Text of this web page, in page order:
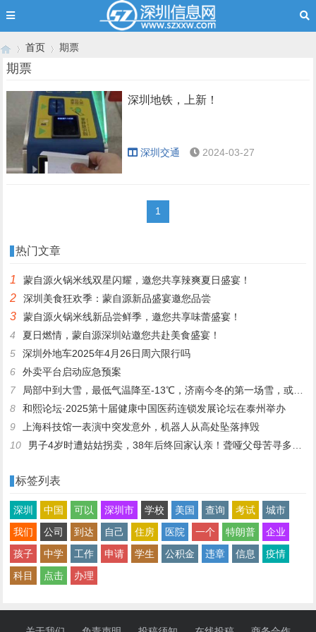
首页
›
期票
期票
深圳地铁，上新！
深圳交通 2024-03-27
1
热门文章
1 蒙自源火锅米线双星闪耀，邀您共享辣爽夏日盛宴！
2 深圳美食狂欢季：蒙自源新品盛宴邀您品尝
3
蒙自源火锅米线新品尝鲜季，邀您共享味蕾盛宴！
4
夏日燃情，蒙自源深圳站邀您共赴美食盛宴！
5
深圳外地车2025年4月26日周六限行吗
6
外卖平台启动应急预案
7
局部中到大雪，最低气温降至-13℃，济南今冬的第一场雪，或跟去年同一时间！
8
和熙论坛·2025第十届健康中国医药连锁发展论坛在泰州举办
9
上海科技馆一表演中突发意外，机器人从高处坠落摔毁
10
男子4岁时遭姑姑拐卖，38年后终回家认亲！聋哑父母苦寻多年，母亲已抱憾离世丨红星寻人
标签列表
深圳 中国 可以 深圳市 学校 美国 查询 考试
城市
我们
公司 到达 自己 住房 医院 一个 特朗普
企业
孩子
中学 工作 申请 学生 公积金 违章 信息
疫情
科目
点击 办理